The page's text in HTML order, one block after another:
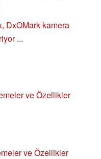
DxOMark kamera
...
ve Özellikler
ve Özellikler